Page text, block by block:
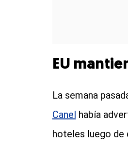
EU
La semana
Canel había
hoteles luego de